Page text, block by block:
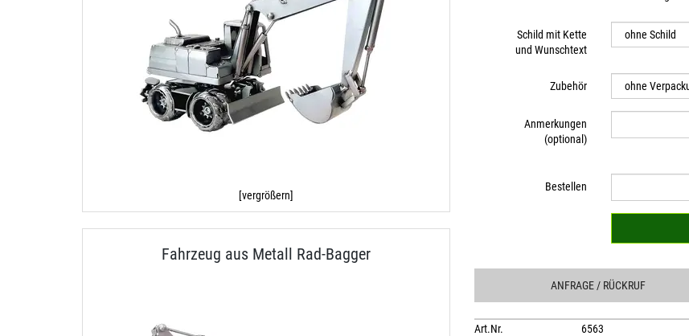
[vergrößern]
Fahrzeug aus Metall Rad-Bagger
Schild mit Kette
und Wunschtext
Zubehör
Anmerkungen
(optional)
Bestellen
ANFRAGE / RÜCKRUF
Art.Nr.
6563